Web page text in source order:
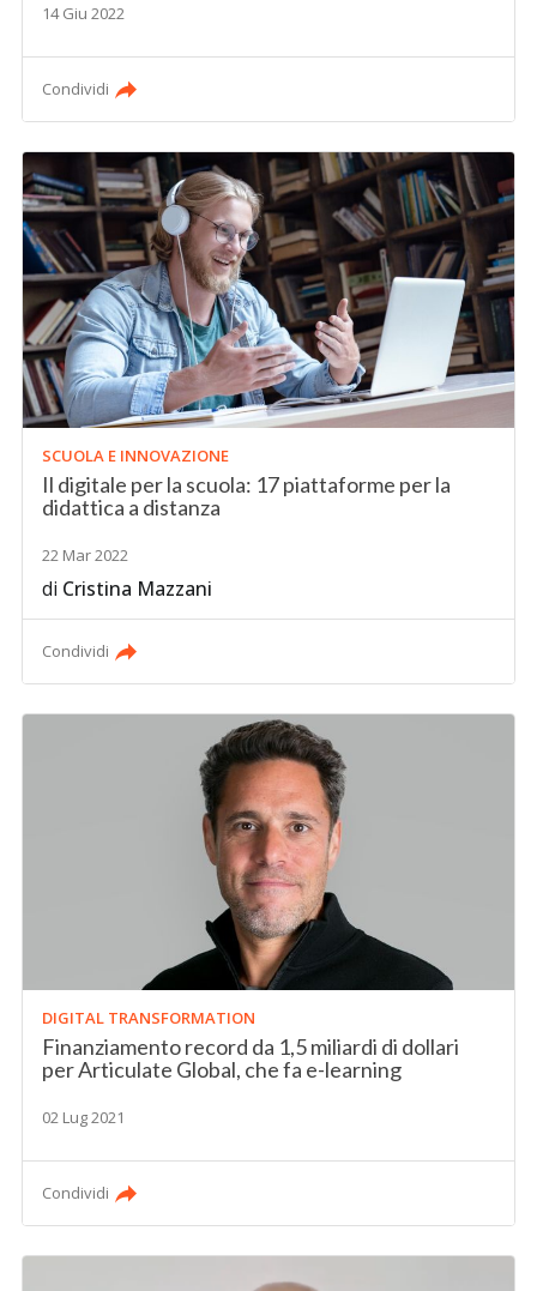
14 Giu 2022
Condividi
SCUOLA E INNOVAZIONE
Il digitale per la scuola: 17 piattaforme per la
didattica a distanza
22 Mar 2022
di Cristina Mazzani
Condividi
DIGITAL TRANSFORMATION
Finanziamento record da 1,5 miliardi di dollari
per Articulate Global, che fa e-learning
02 Lug 2021
Condividi